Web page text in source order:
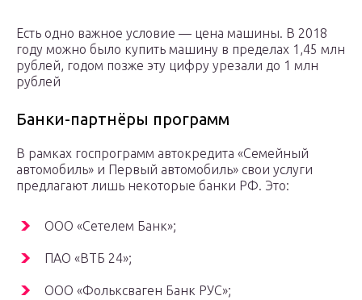
Есть одно важное условие — цена машины. В 2018
году можно было купить машину в пределах 1,45 млн
рублей, годом позже эту цифру урезали до 1 млн
рублей
Банки-партнёры программ
В рамках госпрограмм автокредита «Семейный
автомобиль» и Первый автомобиль» свои услуги
предлагают лишь некоторые банки РФ. Это:
ООО «Сетелем Банк»;
ПАО «ВТБ 24»;
ООО «Фольксваген Банк РУС»;